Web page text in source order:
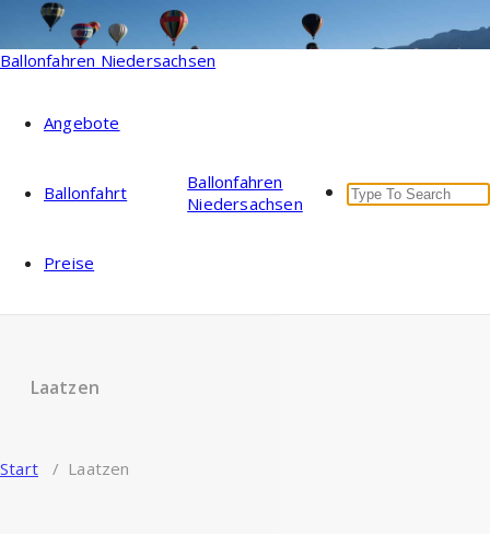
springen
Ballonfahren Niedersachsen
Angebote
Ballonfahrt
Preise
Ballonfahren
Niedersachsen
Search
Laatzen
Start / Laatzen